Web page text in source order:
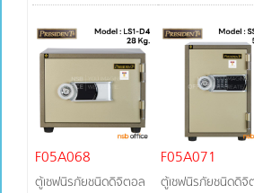
F05A068
ตู้เซฟนิรภัยชนิดดิจิตอล
F05A071
ตู้เซฟนิรภัยชนิดดิจิ